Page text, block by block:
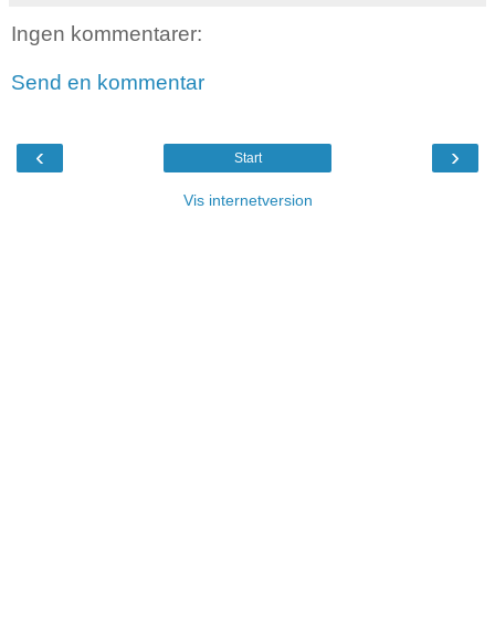
Ingen kommentarer:
Send en kommentar
‹ ›
Start
Vis internetversion